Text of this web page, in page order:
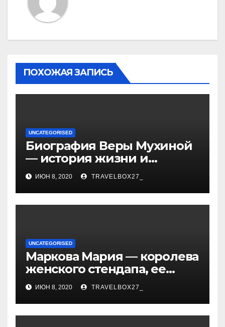
ПОХОЖАЯ ЗАПИСЬ
UNCATEGORISED
Биография Веры Мухиной
— история жизни и
карьеры успешной
художницы, ее
достижения и творчество
ИЮН 8, 2020 TRAVELBOX27_
UNCATEGORISED
Маркова Мария — королева
женского стендапа, ее
биография, самые
смешные выступления,
ураган смеха и
непревзойденный талант!
ИЮН 8, 2020 TRAVELBOX27_